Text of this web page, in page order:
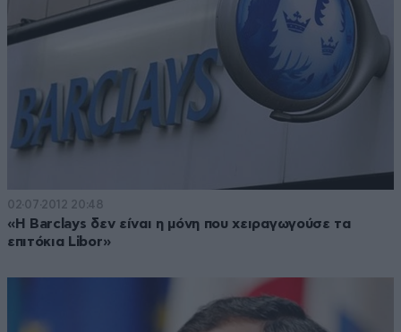
02·07·2012 20:48
«Η Barclays δεν είναι η μόνη που χειραγωγούσε τα
επιτόκια Libor»